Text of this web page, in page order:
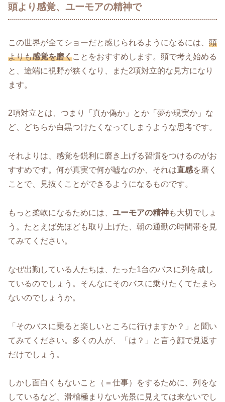
頭より感覚、ユーモアの精神で
この世界が全てショーだと感じられるようになるには、 頭
よりも感覚を磨くことをおすすめします。頭で考え始める
と、途端に視野が狭くなり、また2項対立的な見方になり
ます。
2項対立とは、つまり「真か偽か」とか「夢か現実か」な
ど、どちらか白黒つけたくなってしまうような思考です。
それよりは、感覚を鋭利に磨き上げる習慣をつけるのがお
すすめです。何が真実で何が嘘なのか、それは直感を磨く
ことで、見抜くことができるようになるものです。
もっと柔軟になるためには、 ユーモアの精神も大切でしょ
う。たとえば先ほども取り上げた、朝の通勤の時間帯を見
てみてください。
なぜ出勤している人たちは、たった1台のバスに列を成し
ているのでしょう。そんなにそのバスに乗りたくてたまら
ないのでしょうか。
「そのバスに乗ると楽しいところに行けますか？」と聞い
てみてください。多くの人が、「は？」と言う顔で見返す
だけでしょう。
しかし面白くもないこと（＝仕事）をするために、列をな
しているなど、滑稽極まりない光景に見えては来ないでし